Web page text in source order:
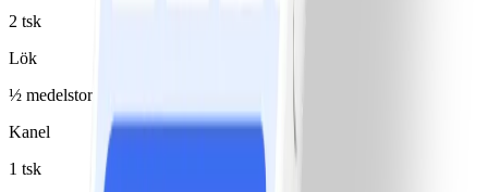
2 tsk
Lök
½ medelstor(t)/medelstora
Kanel
1 tsk